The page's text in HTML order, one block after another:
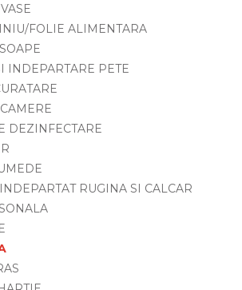
FOLIE ALIMENTARA
INDEPARTARE PETE
DEZINFECTARE
RUGINA SI CALCAR